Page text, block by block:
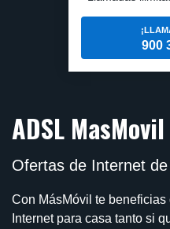
900
ADSL MasMovil
Ofertas de Internet
Con MásMóvil te
Internet para casa tanto si